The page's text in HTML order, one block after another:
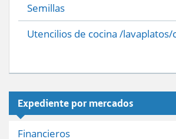
Semillas
Utencilios de cocina /lavaplatos/
Expediente por mercados
Financieros